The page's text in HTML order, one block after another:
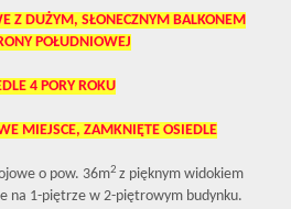
Z DUŻYM, SŁONECZNYM BALKONEM
POŁUDNIOWEJ
4 PORY ROKU
MIEJSCE, ZAMKNIĘTE OSIEDLE
o pow. 36m2 z pięknym widokiem
na 1-piętrze w 2-piętrowym budynku.